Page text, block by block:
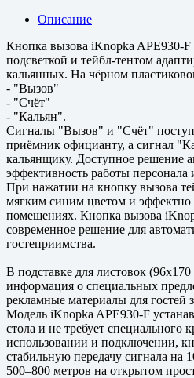
Описание
Кнопка вызова iKnopka APE930-
подсветкой и тейбл-тентом
кальянных. На чёрном
- "Вызов"
- "Счёт"
- "Кальян".
Сигналы "Вызов" и "Счёт"
приёмник официанту, а сигнал
кальянщику. Доступное решение
эффективность работы персонала
При нажатии на кнопку вызова
мягким синим цветом и эффектно
помещениях. Кнопка вызова
современное решение для
гостеприимства.
В подставке для листовок
информация о специальных
рекламные материалы для гостей
Модель iKnopka APE930-F
стола и не требует специального
использовании и подключении,
стабильную передачу сигнала на
500–800 метров на открытом